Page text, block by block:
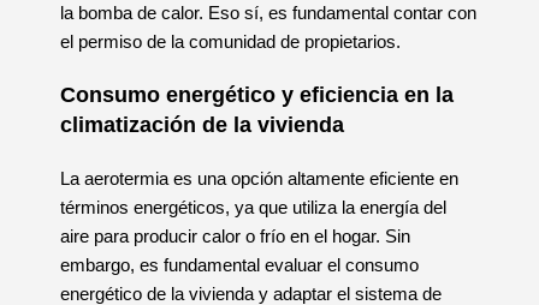
la bomba de calor. Eso sí, es fundamental contar con
el permiso de la comunidad de propietarios.
Consumo energético y eficiencia en la
climatización de la vivienda
La aerotermia es una opción altamente eficiente en
términos energéticos, ya que utiliza la energía del
aire para producir calor o frío en el hogar. Sin
embargo, es fundamental evaluar el consumo
energético de la vivienda y adaptar el sistema de